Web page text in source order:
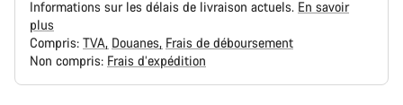
Informations sur les délais de livraison actuels. En savoir
plus
Compris: TVA Douanes Frais de déboursement
Non compris: Frais d’expédition